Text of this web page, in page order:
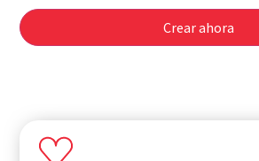
Crear ahora